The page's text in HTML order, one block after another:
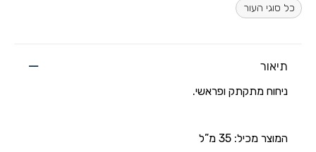
כל סוגי העור
תיאור
ניחוח מתקתק ופראשי.
המוצר מכיל: 35 מ”ל